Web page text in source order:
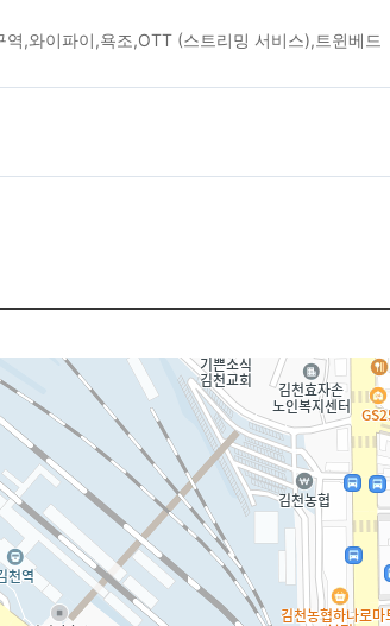
,와이파이,욕조,OTT (스트리밍 서비스),트윈베드